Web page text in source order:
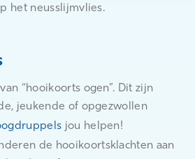
het neusslijmvlies.
“hooikoorts ogen”. Dit zijn
jeukende of opgezwollen
jou helpen!
de hooikoortsklachten aan